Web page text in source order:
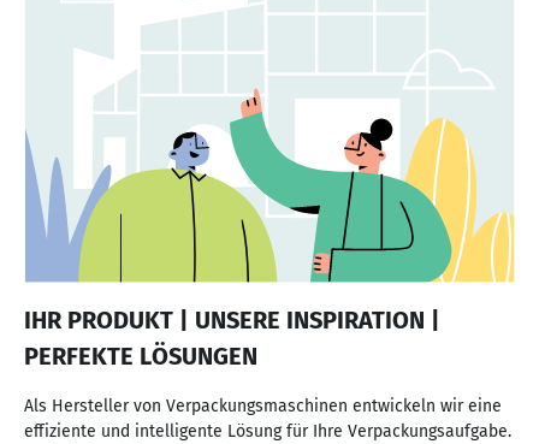
IHR PRODUKT | UNSERE INSPIRATION |
PERFEKTE LÖSUNGEN
Als Hersteller von Verpackungsmaschinen entwickeln wir eine
effiziente und intelligente Lösung für Ihre Verpackungsaufgabe.